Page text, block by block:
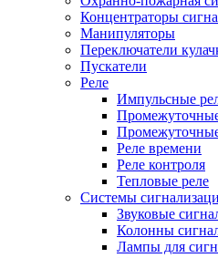
Концентраторы
Манипуляторы
Переключатели
Пускатели
Реле
Импульсные
Реле времени
Реле контроля
Тепловые реле
Системы
Звуковые
Колонны
Лампы для